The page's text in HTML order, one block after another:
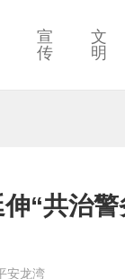
宣
传
文
明
“共治
安龙湾